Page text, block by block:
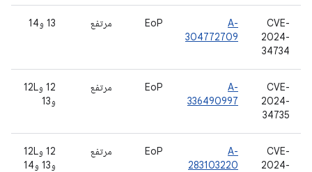
CVE-
2024-
34734
A-
304772709
EoP مرتفع ‫13 و14
CVE-
2024-
34735
A-
336490997
EoP مرتفع
‫12 و12L
و13
CVE-
2024-
A-
283103220
EoP مرتفع
‫12 و12L
و13 و14